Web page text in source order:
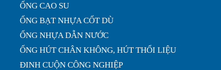
ỐNG CAO SU
ỐNG BẠT NHỰA CỐT DÙ
ỐNG NHỰA DẪN NƯỚC
ỐNG HÚT CHÂN KHÔNG, HÚT THỔI LIỆU
ĐINH CUỘN CÔNG NGHIỆP